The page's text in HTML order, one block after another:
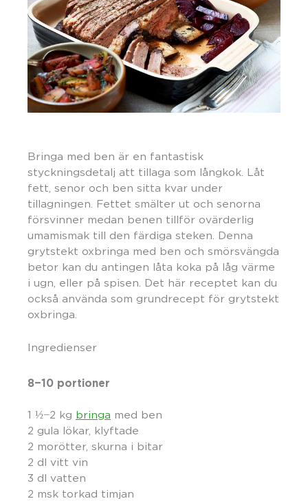
Bringa med ben är en fantastisk
styckningsdetalj att tillaga som långkok. Låt
fett, senor och ben sitta kvar under
tillagningen. Fettet smälter ut och senorna
försvinner medan benen tillför ovärderlig
umamismak till den färdiga steken. Denna
grytstekt oxbringa med ben och smörsvängda
betor kan du antingen låta koka på låg värme
i ugn, eller på spisen. Det här receptet kan du
också använda som grundrecept för grytstekt
oxbringa.
Ingredienser
8−10 portioner
1 ½−2 kg bringa med ben
2 gula lökar, klyftade
2 morötter, skurna i bitar
2 dl vitt vin
3 dl vatten
2 msk torkad timjan